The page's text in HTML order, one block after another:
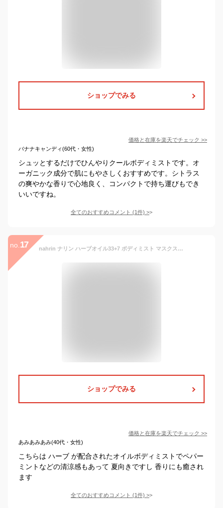
ショップでみる
価格と在庫を楽天でチェック >>
バナナキャンディ(60代・女性)
シュッとするだけでひんやりクールボディミストです。オ
ーガニック成分で肌にもやさしくおすすめです。シトラス
の爽やかな香りで心地良く、コンパクトで持ち運びもでき
いいですね。
全てのおすすめコメント (1件) >
no. 17 nahrin ナリン ハーブオイル33+7 ボディミスト マスクスプレー アロマオイル エッセンシャルオイル ボディミスト アルコールスプレー ユーカリ ペパーミント ハーブ 爽快感 保湿ケア クールダウン
ショップでみる
価格と在庫を楽天でチェック >>
あみあみあみ(40代・女性)
こちらは ハーブ が配合されたオイルボディミストでペパー
ミントなどの清涼感もあって 夏向きですし 香りにも癒され
ます
全てのおすすめコメント (1件) >